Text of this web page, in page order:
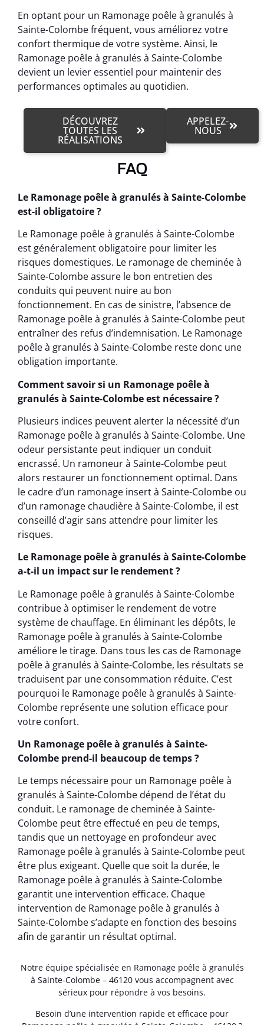
En optant pour un Ramonage poêle à granulés à
Sainte-Colombe fréquent, vous améliorez votre
confort thermique de votre système. Ainsi, le
Ramonage poêle à granulés à Sainte-Colombe
devient un levier essentiel pour maintenir des
performances optimales au quotidien.
DÉCOUVREZ
TOUTES LES
RÉALISATIONS
APPELEZ-
NOUS
FAQ
Le Ramonage poêle à granulés à Sainte-Colombe
est-il obligatoire ?
Le Ramonage poêle à granulés à Sainte-Colombe
est généralement obligatoire pour limiter les
risques domestiques. Le ramonage de cheminée à
Sainte-Colombe assure le bon entretien des
conduits qui peuvent nuire au bon
fonctionnement. En cas de sinistre, l’absence de
Ramonage poêle à granulés à Sainte-Colombe peut
entraîner des refus d’indemnisation. Le Ramonage
poêle à granulés à Sainte-Colombe reste donc une
obligation importante.
Comment savoir si un Ramonage poêle à
granulés à Sainte-Colombe est nécessaire ?
Plusieurs indices peuvent alerter la nécessité d’un
Ramonage poêle à granulés à Sainte-Colombe. Une
odeur persistante peut indiquer un conduit
encrassé. Un ramoneur à Sainte-Colombe peut
alors restaurer un fonctionnement optimal. Dans
le cadre d’un ramonage insert à Sainte-Colombe ou
d’un ramonage chaudière à Sainte-Colombe, il est
conseillé d’agir sans attendre pour limiter les
risques.
Le Ramonage poêle à granulés à Sainte-Colombe
a-t-il un impact sur le rendement ?
Le Ramonage poêle à granulés à Sainte-Colombe
contribue à optimiser le rendement de votre
système de chauffage. En éliminant les dépôts, le
Ramonage poêle à granulés à Sainte-Colombe
améliore le tirage. Dans tous les cas de Ramonage
poêle à granulés à Sainte-Colombe, les résultats se
traduisent par une consommation réduite. C’est
pourquoi le Ramonage poêle à granulés à Sainte-
Colombe représente une solution efficace pour
votre confort.
Un Ramonage poêle à granulés à Sainte-
Colombe prend-il beaucoup de temps ?
Le temps nécessaire pour un Ramonage poêle à
granulés à Sainte-Colombe dépend de l’état du
conduit. Le ramonage de cheminée à Sainte-
Colombe peut être effectué en peu de temps,
tandis que un nettoyage en profondeur avec
Ramonage poêle à granulés à Sainte-Colombe peut
être plus exigeant. Quelle que soit la durée, le
Ramonage poêle à granulés à Sainte-Colombe
garantit une intervention efficace. Chaque
intervention de Ramonage poêle à granulés à
Sainte-Colombe s’adapte en fonction des besoins
afin de garantir un résultat optimal.
Notre équipe spécialisée en Ramonage poêle à granulés
à Sainte-Colombe – 46120 vous accompagnent avec
sérieux pour répondre à vos besoins.
Besoin d’une intervention rapide et efficace pour